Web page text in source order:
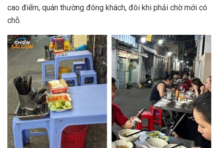
cao điểm, quán thường đông khách, đôi khi phải chờ mới có
chỗ.